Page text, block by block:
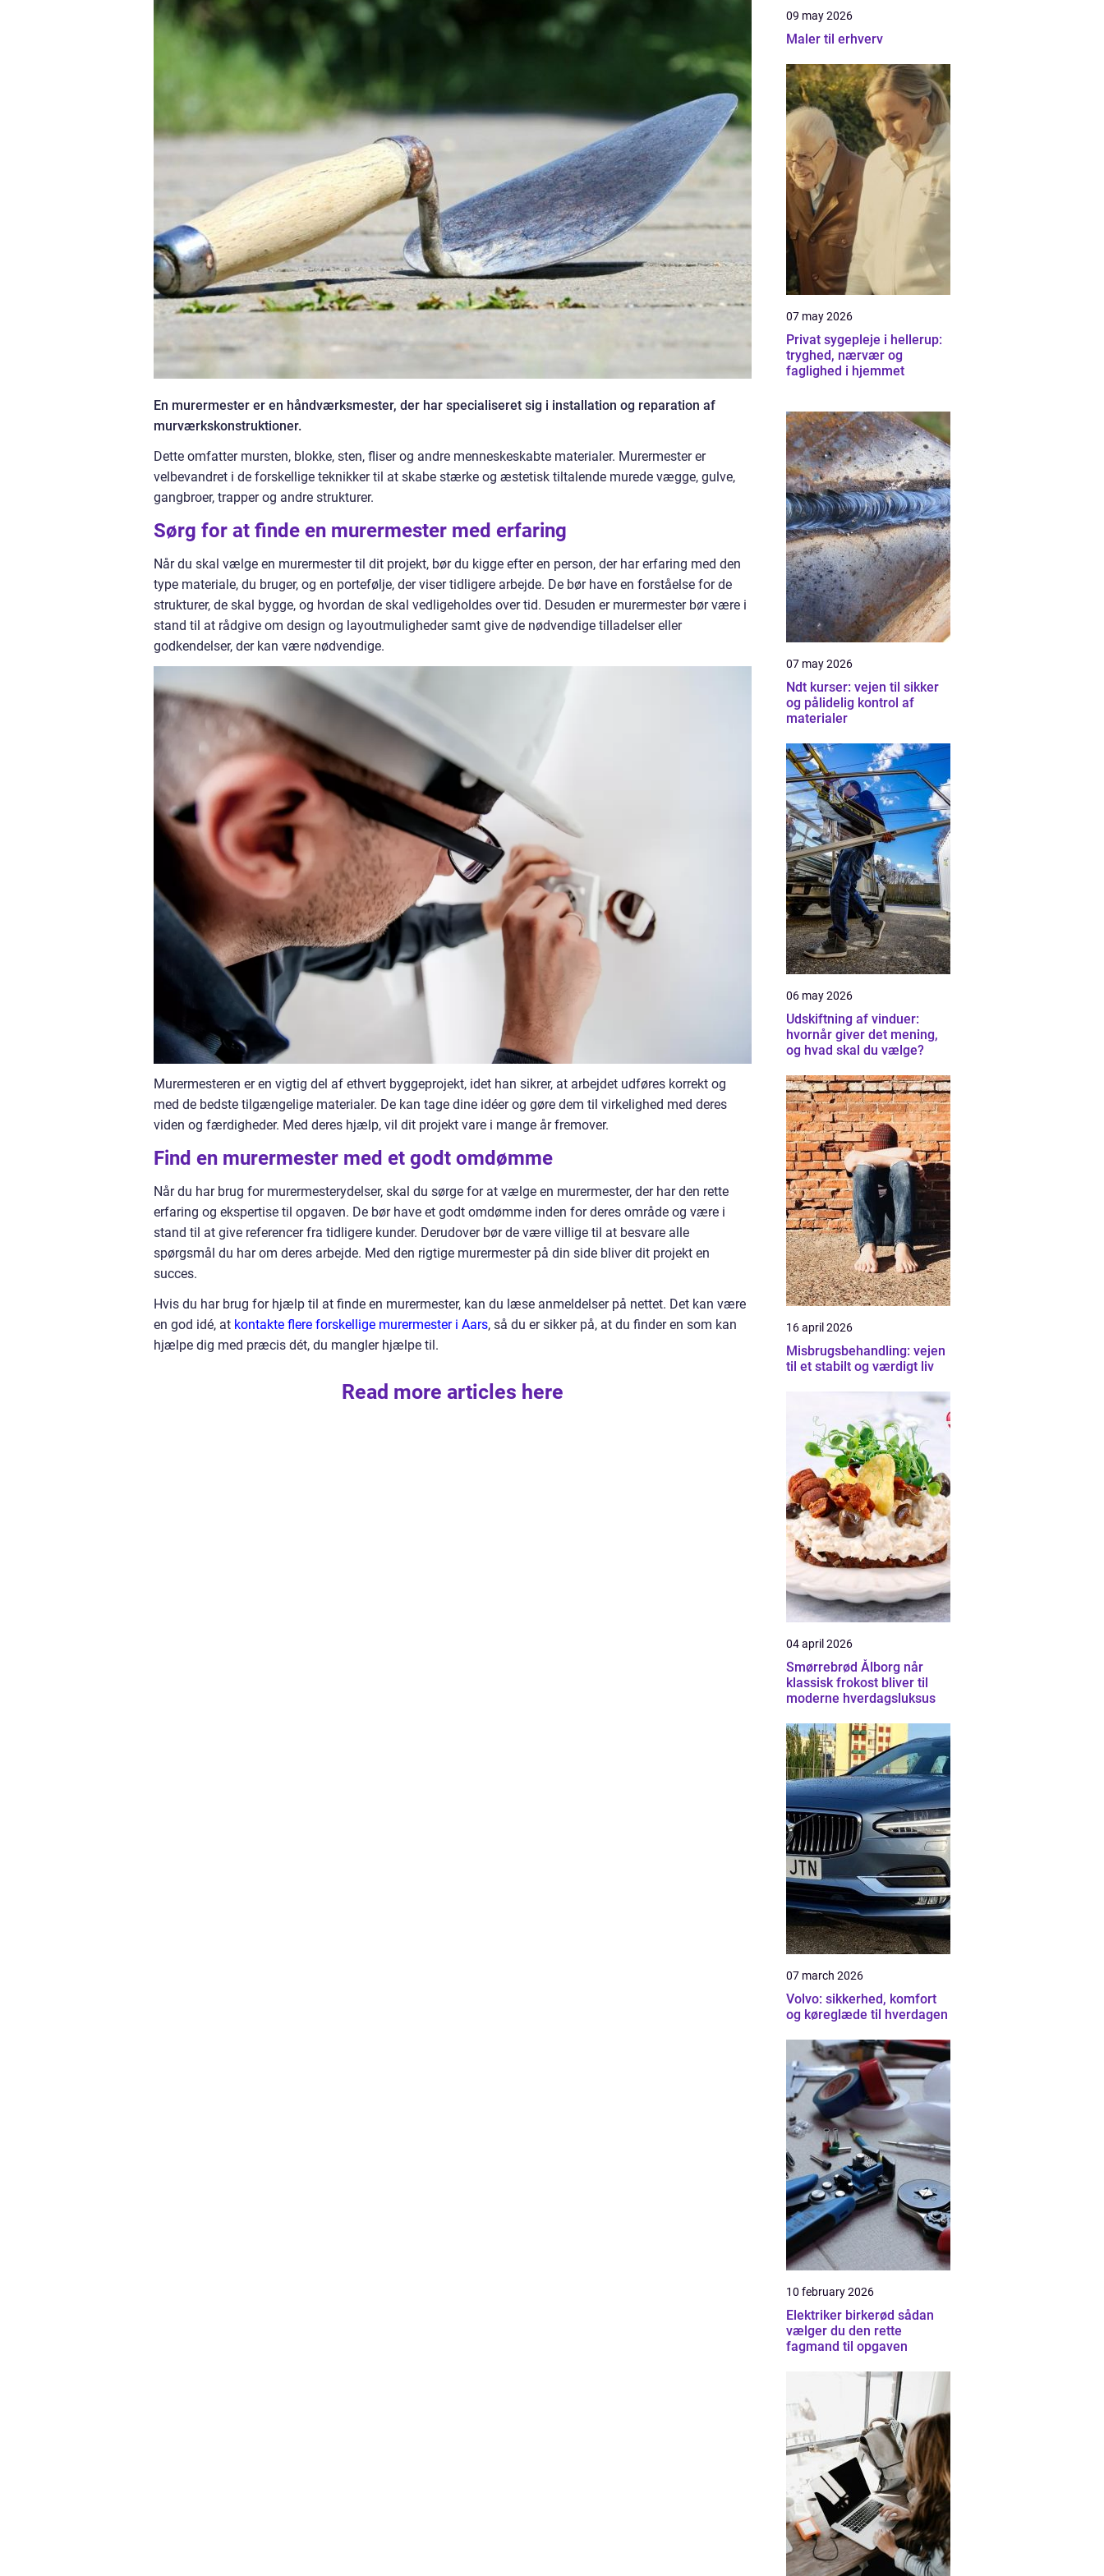
En murermester er en håndværksmester, der har specialiseret sig i installation og reparation af
murværkskonstruktioner.
Dette omfatter mursten, blokke, sten, fliser og andre menneskeskabte materialer. Murermester er
velbevandret i de forskellige teknikker til at skabe stærke og æstetisk tiltalende murede vægge, gulve,
gangbroer, trapper og andre strukturer.
Sørg for at finde en murermester med erfaring
Når du skal vælge en murermester til dit projekt, bør du kigge efter en person, der har erfaring med den
type materiale, du bruger, og en portefølje, der viser tidligere arbejde. De bør have en forståelse for de
strukturer, de skal bygge, og hvordan de skal vedligeholdes over tid. Desuden er murermester bør være i
stand til at rådgive om design og layoutmuligheder samt give de nødvendige tilladelser eller
godkendelser, der kan være nødvendige.
Murermesteren er en vigtig del af ethvert byggeprojekt, idet han sikrer, at arbejdet udføres korrekt og
med de bedste tilgængelige materialer. De kan tage dine idéer og gøre dem til virkelighed med deres
viden og færdigheder. Med deres hjælp, vil dit projekt vare i mange år fremover.
Find en murermester med et godt omdømme
Når du har brug for murermesterydelser, skal du sørge for at vælge en murermester, der har den rette
erfaring og ekspertise til opgaven. De bør have et godt omdømme inden for deres område og være i
stand til at give referencer fra tidligere kunder. Derudover bør de være villige til at besvare alle
spørgsmål du har om deres arbejde. Med den rigtige murermester på din side bliver dit projekt en
succes.
Hvis du har brug for hjælp til at finde en murermester, kan du læse anmeldelser på nettet. Det kan være
en god idé, at kontakte flere forskellige murermester i Aars, så du er sikker på, at du finder en som kan
hjælpe dig med præcis dét, du mangler hjælpe til.
Read more articles here
09 may 2026
Maler til erhverv
07 may 2026
Privat sygepleje i hellerup:
tryghed, nærvær og
faglighed i hjemmet
07 may 2026
Ndt kurser: vejen til sikker
og pålidelig kontrol af
materialer
06 may 2026
Udskiftning af vinduer:
hvornår giver det mening,
og hvad skal du vælge?
16 april 2026
Misbrugsbehandling: vejen
til et stabilt og værdigt liv
04 april 2026
Smørrebrød Ålborg når
klassisk frokost bliver til
moderne hverdagsluksus
07 march 2026
Volvo: sikkerhed, komfort
og køreglæde til hverdagen
10 february 2026
Elektriker birkerød sådan
vælger du den rette
fagmand til opgaven